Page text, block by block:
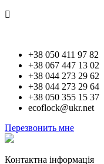
+38 050 411 97 82
+38 067 447 13 02
+38 044 273 29 62
+38 044 273 29 64
+38 050 355 15 37
ecoflock@ukr.net
Перезвонить мне
Контактна інформація